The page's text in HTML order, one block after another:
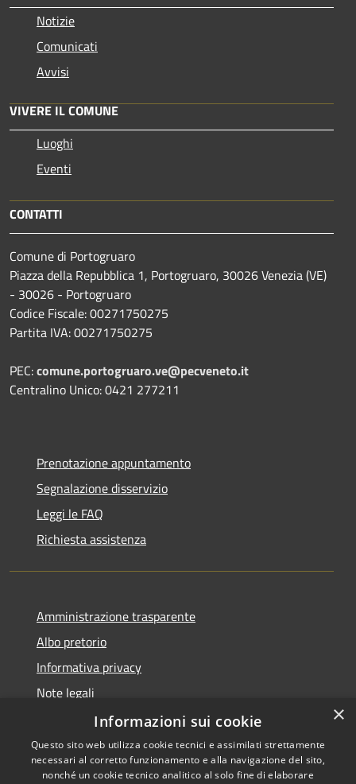
Notizie
Comunicati
Avvisi
VIVERE IL COMUNE
Luoghi
Eventi
CONTATTI
Comune di Portogruaro
Piazza della Repubblica 1, Portogruaro, 30026 Venezia (VE)
- 30026 - Portogruaro
Codice Fiscale: 00271750275
Partita IVA: 00271750275
PEC:comune.portogruaro.ve@pecveneto.it
Centralino Unico: 0421 277211
Prenotazione appuntamento
Segnalazione disservizio
Leggi le FAQ
Richiesta assistenza
Amministrazione trasparente
Albo pretorio
Informativa privacy
Note legali
Dichiarazione di accessibilità
×
Informazioni sui cookie
Questo sito web utilizza cookie tecnici e assimilati strettamente
necessari al corretto funzionamento e alla navigazione del sito,
nonché un cookie tecnico analitico al solo fine di elaborare